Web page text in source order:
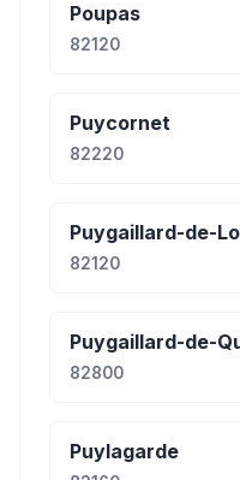
Poupas
82120
Puycornet
82220
Puygaillard-de-
82120
Puygaillard-de-
82800
Puylagarde